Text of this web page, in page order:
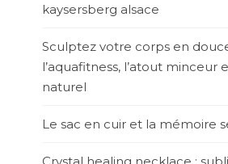
kaysersberg alsace
Sculptez votre corps en
l’aquafitness, l’atout minceur
naturel
Le sac en cuir et la mémoire